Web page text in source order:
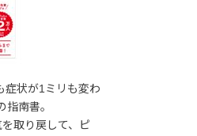
症状が1ミリも変わ
南書。
取り戻して、ピ